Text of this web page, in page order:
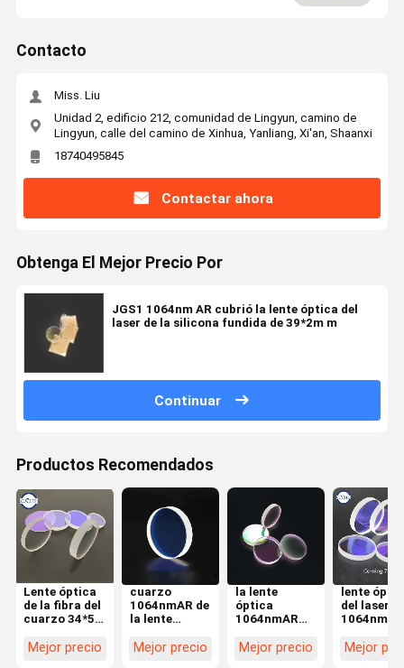
Contacto
Miss. Liu
Unidad 2, edificio 212, comunidad de Lingyun, camino de
Lingyun, calle del camino de Xinhua, Yanliang, Xi'an, Shaanxi
18740495845
Contactar ahora
Obtenga El Mejor Precio Por
JGS1 1064nm AR cubrió la lente óptica del
laser de la silicona fundida de 39*2m m
Continuar
Productos Recomendados
Lente óptica
de la fibra del
cuarzo 34*5
Windows de la
Mejor precio
cuarzo
1064nmAR de
la lente
del laser de
Mejor precio
la lente
óptica
1064nmAR
27.9*4.1m m
Mejor precio
lente
del laser
Corning
Mejor